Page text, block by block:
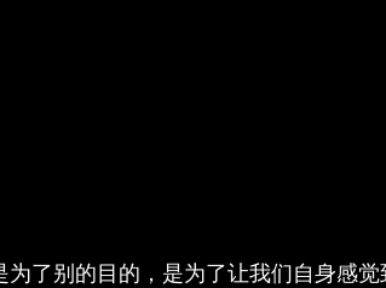
了别的目的，是为了让我们自身感